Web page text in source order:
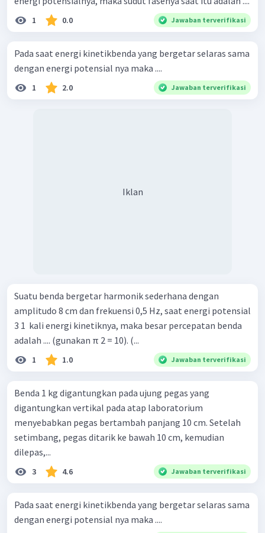
1 0.0 Jawaban terverifikasi
Pada saat energi kinetikbenda yang bergetar selaras sama
dengan energi potensial nya maka ....
1 2.0 Jawaban terverifikasi
Iklan
Suatu benda bergetar harmonik sederhana dengan
amplitudo 8 cm dan frekuensi 0,5 Hz, saat energi potensial
3 1 ​ kali energi kinetiknya, maka besar percepatan benda
adalah .... (gunakan π 2 = 10). (...
1 1.0 Jawaban terverifikasi
Benda 1 kg digantungkan pada ujung pegas yang
digantungkan vertikal pada atap laboratorium
menyebabkan pegas bertambah panjang 10 cm. Setelah
setimbang, pegas ditarik ke bawah 10 cm, kemudian
dilepas,...
3 4.6 Jawaban terverifikasi
Pada saat energi kinetikbenda yang bergetar selaras sama
dengan energi potensial nya maka ....